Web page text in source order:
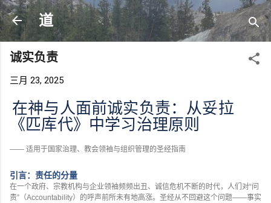
跳至主要内容
道
诚实负责
三月 23, 2025
在神与人面前诚实负责：从妥拉
《匹库代》中学习治理原则
—— 适用于国家治理、教会领袖与组织管理的圣经指南
引言：责任的分量
在一个政府、宗教机构与企业领袖频频出丑、诚信危机不断的时代，人们对“问
责” （Accountability）的呼声前所未有地高涨。圣经从不回避这个问题——事实